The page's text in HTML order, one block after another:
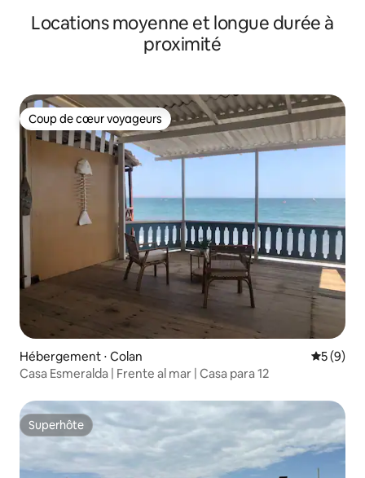
Locations moyenne et longue durée à
proximité
Coup de cœur voyageurs
Coup de cœur voyageurs
Hébergement ⋅ Colan
5 (9)
Casa Esmeralda | Frente al mar | Casa para 12
Superhôte
Superhôte